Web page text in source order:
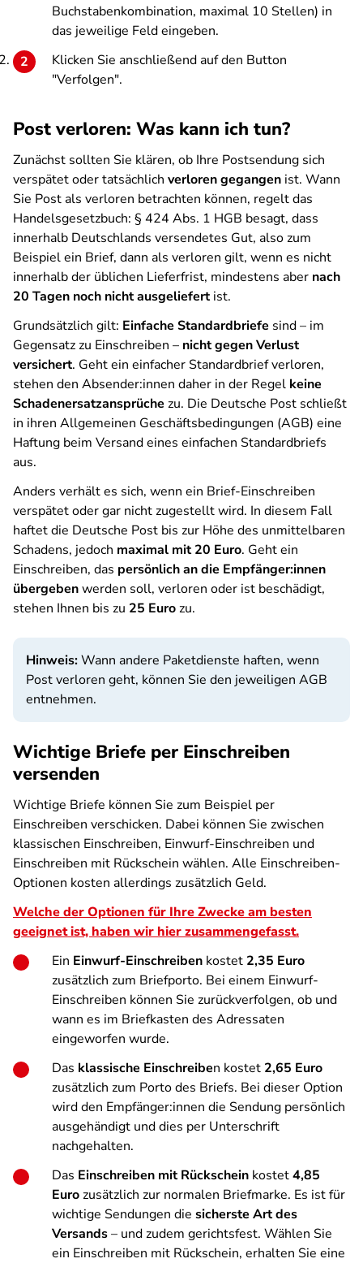
Buchstabenkombination, maximal 10 Stellen) in
das jeweilige Feld eingeben.
Klicken Sie anschließend auf den Button
"Verfolgen".
Post verloren: Was kann ich tun?
Zunächst sollten Sie klären, ob Ihre Postsendung sich
verspätet oder tatsächlich verloren gegangen ist. Wann
Sie Post als verloren betrachten können, regelt das
Handelsgesetzbuch: § 424 Abs. 1 HGB besagt, dass
innerhalb Deutschlands versendetes Gut, also zum
Beispiel ein Brief, dann als verloren gilt, wenn es nicht
innerhalb der üblichen Lieferfrist, mindestens aber nach
20 Tagen noch nicht ausgeliefertist.
Grundsätzlich gilt: Einfache Standardbriefe sind – im
Gegensatz zu Einschreiben – nicht gegen Verlust
versichert. Geht ein einfacher Standardbrief verloren,
stehen den Absender:innen daher in der Regel keine
Schadenersatzansprüche zu. Die Deutsche Post schließt
in ihren Allgemeinen Geschäftsbedingungen (AGB) eine
Haftung beim Versand eines einfachen Standardbriefs
aus.
Anders verhält es sich, wenn ein Brief-Einschreiben
verspätet oder gar nicht zugestellt wird. In diesem Fall
haftet die Deutsche Post bis zur Höhe des unmittelbaren
Schadens, jedoch maximal mit 20 Euro. Geht ein
Einschreiben, das persönlich an die Empfänger:innen
übergebenwerden soll, verloren oder ist beschädigt,
stehen Ihnen bis zu 25 Eurozu.
Hinweis:Wann andere Paketdienste haften, wenn
Post verloren geht, können Sie den jeweiligen AGB
entnehmen.
Wichtige Briefe per Einschreiben
versenden
Wichtige Briefe können Sie zum Beispiel per
Einschreiben verschicken. Dabei können Sie zwischen
klassischen Einschreiben, Einwurf-Einschreiben und
Einschreiben mit Rückschein wählen. Alle Einschreiben-
Optionen kosten allerdings zusätzlich Geld.
Welche der Optionen für Ihre Zwecke am besten
geeignet ist, haben wir hier zusammengefasst.
Ein Einwurf-Einschreiben kostet 2,35 Euro
zusätzlich zum Briefporto. Bei einem Einwurf-
Einschreiben können Sie zurückverfolgen, ob und
wann es im Briefkasten des Adressaten
eingeworfen wurde.
Das klassische Einschreiben kostet 2,65 Euro
zusätzlich zum Porto des Briefs. Bei dieser Option
wird den Empfänger:innen die Sendung persönlich
ausgehändigt und dies per Unterschrift
nachgehalten.
Das Einschreiben mit Rückschein kostet4,85
Eurozusätzlich zur normalen Briefmarke. Es ist für
wichtige Sendungen die sicherste Art des
Versands– und zudem gerichtsfest. Wählen Sie
ein Einschreiben mit Rückschein, erhalten Sie eine